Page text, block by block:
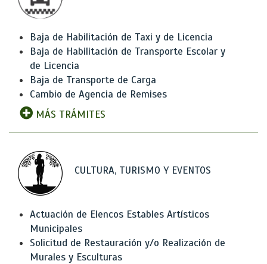
Baja de Habilitación de Taxi y de Licencia
Baja de Habilitación de Transporte Escolar y
de Licencia
Baja de Transporte de Carga
Cambio de Agencia de Remises
MÁS TRÁMITES
CULTURA, TURISMO Y EVENTOS
Actuación de Elencos Estables Artísticos
Municipales
Solicitud de Restauración y/o Realización de
Murales y Esculturas